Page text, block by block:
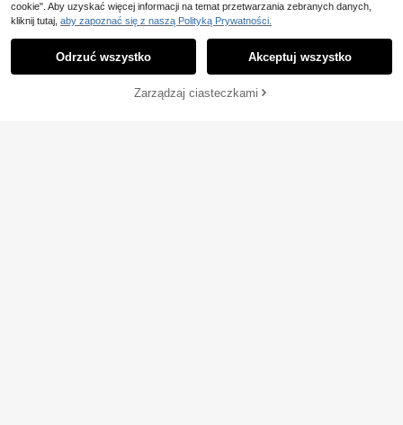
KUP TERAZ
cookie". Aby uzyskać więcej informacji na temat przetwarzania zebranych danych,
kliknij tutaj, aby zapoznać się z naszą Polityką Prywatności.
Odrzuć wszystko Akceptuj wszystko
Zarządzaj ciasteczkami